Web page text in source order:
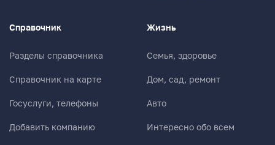
Справочник
Разделы справочника
Справочник на карте
Госуслуги, телефоны
Добавить компанию
Жизнь
Семья, здоровье
Дом, сад, ремонт
Авто
Интересно обо всем